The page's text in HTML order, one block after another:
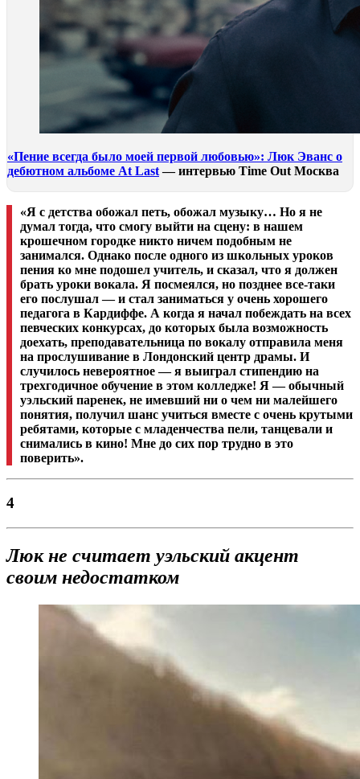
«Пение всегда было моей первой любовью»: Люк Эванс о
дебютном альбоме Аt Last— интервью Time Out Москва
«Я с детства обожал петь, обожал музыку… Но я не
думал тогда, что смогу выйти на сцену: в нашем
крошечном городке никто ничем подобным не
занимался. Однако после одного из школьных уроков
пения ко мне подошел учитель, и сказал, что я должен
брать уроки вокала. Я посмеялся, но позднее все-таки
его послушал — и стал заниматься у очень хорошего
педагога в Кардиффе. А когда я начал побеждать на всех
певческих конкурсах, до которых была возможность
доехать, преподавательница по вокалу отправила меня
на прослушивание в Лондонский центр драмы. И
случилось невероятное — я выиграл стипендию на
трехгодичное обучение в этом колледже! Я — обычный
уэльский паренек, не имевший ни о чем ни малейшего
понятия, получил шанс учиться вместе с очень крутыми
ребятами, которые с младенчества пели, танцевали и
снимались в кино! Мне до сих пор трудно в это
поверить».
4
Люк не считает уэльский акцент
своим недостатком